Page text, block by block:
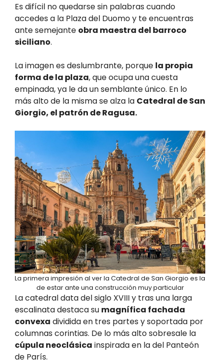
Es difícil no quedarse sin palabras cuando
accedes a la Plaza del Duomo y te encuentras
ante semejante obra maestra del barroco
siciliano.
La imagen es deslumbrante, porque la propia
forma de la plaza, que ocupa una cuesta
empinada, ya le da un semblante único. En lo
más alto de la misma se alza la Catedral de San
Giorgio, el patrón de Ragusa.
La primera impresión al ver la Catedral de San Giorgio es la
de estar ante una construcción muy particular
La catedral data del siglo XVIII y tras una larga
escalinata destaca su magnífica fachada
convexa dividida en tres partes y soportada por
columnas corintias. De lo más alto sobresale la
cúpula neoclásica inspirada en la del Panteón
de París.